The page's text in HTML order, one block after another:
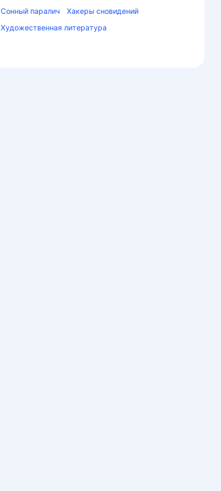
Сонный паралич
Хакеры сновидений
Художественная литература